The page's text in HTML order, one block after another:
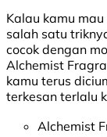
Kalau kamu
salah satu
cocok dengan
Alchemist
kamu terus
terkesan terlalu
Alchemist